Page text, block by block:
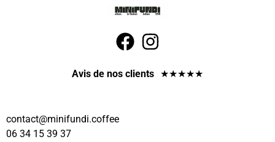
Avis de nos clients ★★★★★
eeffoc.idnufinim
@tcatnoc
06 34 15 39 37